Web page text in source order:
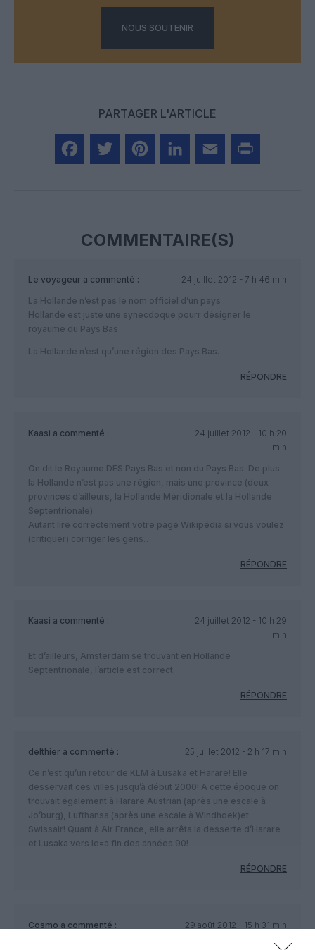
NOUS SOUTENIR
PARTAGER L'ARTICLE
COMMENTAIRE(S)
Le voyageur a commenté :
24 juillet 2012 - 7 h 46 min
La Hollande n’est pas le nom officiel d’un pays .
Hollande est juste une synecdoque pourr désigner le
royaume du Pays Bas
La Hollande n’est qu’une région des Pays Bas.
RÉPONDRE
Kaasi a commenté :
24 juillet 2012 - 10 h 20
min
On dit le Royaume DES Pays Bas et non du Pays Bas. De plus
la Hollande n’est pas une région, mais une province (deux
provinces d’ailleurs, la Hollande Méridionale et la Hollande
Septentrionale).
Autant lire correctement votre page Wikipédia si vous voulez
(critiquer) corriger les gens…
RÉPONDRE
Kaasi a commenté :
24 juillet 2012 - 10 h 29
min
Et d’ailleurs, Amsterdam se trouvant en Hollande
Septentrionale, l’article est correct.
RÉPONDRE
delthier a commenté :
25 juillet 2012 - 2 h 17 min
Ce n’est qu’un retour de KLM à Lusaka et Harare! Elle
desservait ces villes jusqu’à début 2000! A cette époque on
trouvait également à Harare Austrian (après une escale à
Jo’burg), Lufthansa (après une escale à Windhoek)et
Swissair! Quant à Air France, elle arrêta la desserte d’Harare
et Lusaka vers le=a fin des années 90!
RÉPONDRE
Cosmo a commenté :
29 août 2012 - 15 h 31 min
Vivement la réouverture d’un Amsterdam – Casablanca avec